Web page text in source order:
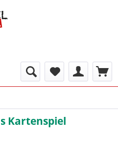
Kartenspiel